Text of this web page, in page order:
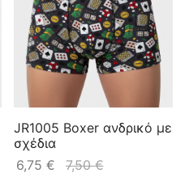
JR1005 Boxer ανδρικό με
σχέδια
6,75 € 7,50€